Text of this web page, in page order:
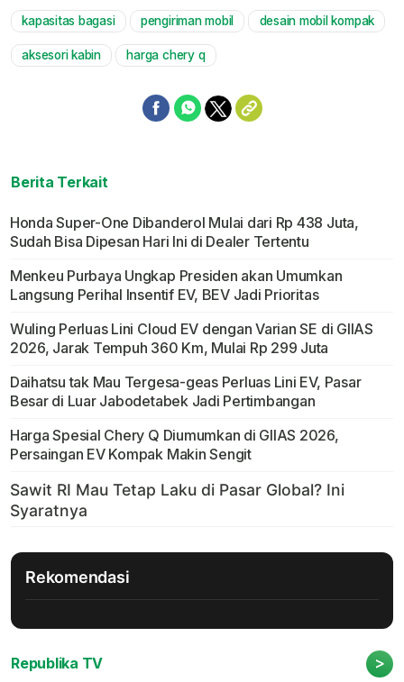
kapasitas bagasi pengiriman mobil desain mobil kompak
aksesori kabin harga chery q
Berita Terkait
Honda Super-One Dibanderol Mulai dari Rp 438 Juta,
Sudah Bisa Dipesan Hari Ini di Dealer Tertentu
Menkeu Purbaya Ungkap Presiden akan Umumkan
Langsung Perihal Insentif EV, BEV Jadi Prioritas
Wuling Perluas Lini Cloud EV dengan Varian SE di GIIAS
2026, Jarak Tempuh 360 Km, Mulai Rp 299 Juta
Daihatsu tak Mau Tergesa-geas Perluas Lini EV, Pasar
Besar di Luar Jabodetabek Jadi Pertimbangan
Harga Spesial Chery Q Diumumkan di GIIAS 2026,
Persaingan EV Kompak Makin Sengit
Rekomendasi
Republika TV >